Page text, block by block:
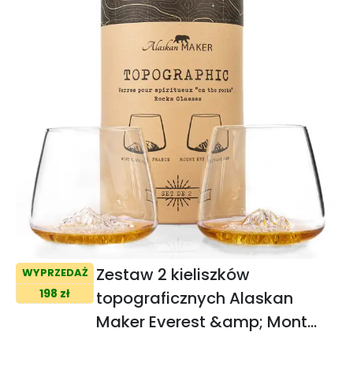
WYPRZEDAŻ
198 zł
Zestaw 2 kieliszków
topograficznych Alaskan
Maker Everest &amp; Mont